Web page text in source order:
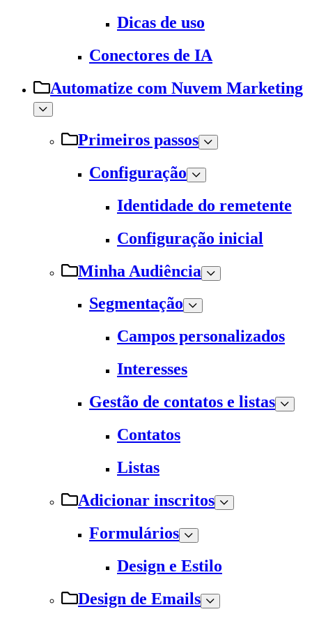
Dicas de uso
Conectores de IA
Automatize com Nuvem Marketing
Primeiros passos
Configuração
Identidade do remetente
Configuração inicial
Minha Audiência
Segmentação
Campos personalizados
Interesses
Gestão de contatos e listas
Contatos
Listas
Adicionar inscritos
Formulários
Design e Estilo
Design de Emails